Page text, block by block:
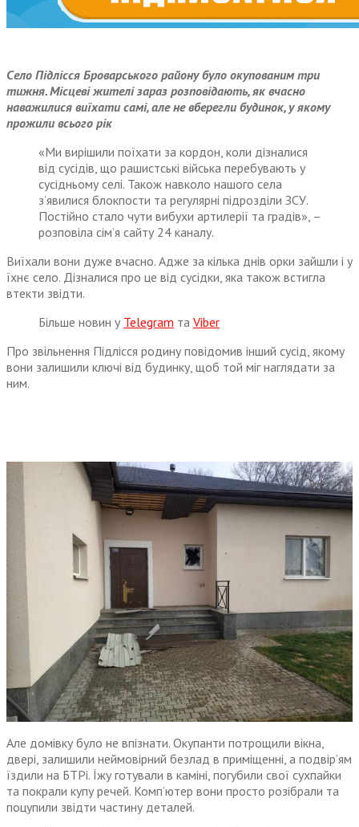
Село Підлісся Броварського району було окупованим три
тижня. Місцеві жителі зараз розповідають, як вчасно
наважилися виїхати самі, але не вберегли будинок, у якому
прожили всього рік
«Ми вирішили поїхати за кордон, коли дізналися
від сусідів, що рашистські війська перебувають у
сусідньому селі. Також навколо нашого села
з’явилися блокпости та регулярні підрозділи ЗСУ.
Постійно стало чути вибухи артилерії та градів», –
розповіла сім’я сайту 24 каналу.
Виїхали вони дуже вчасно. Адже за кілька днів орки зайшли і у
їхнє село. Дізналися про це від сусідки, яка також встигла
втекти звідти.
Більше новин у Telegram та Viber
Про звільнення Підлісся родину повідомив інший сусід, якому
вони залишили ключі від будинку, щоб той міг наглядати за
ним.
Але домівку було не впізнати. Окупанти потрощили вікна,
двері, залишили неймовірний безлад в приміщенні, а подвір’ям
їздили на БТРі. Їжу готували в каміні, погубили свої сухпайки
та покрали купу речей. Комп’ютер вони просто розібрали та
поцупили звідти частину деталей.